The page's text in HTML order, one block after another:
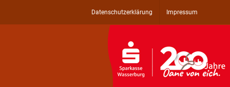
Datenschutzerklärung Impressum